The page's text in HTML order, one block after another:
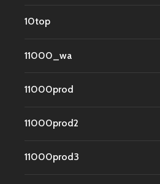
10top
11000_wa
11000prod
11000prod2
11000prod3